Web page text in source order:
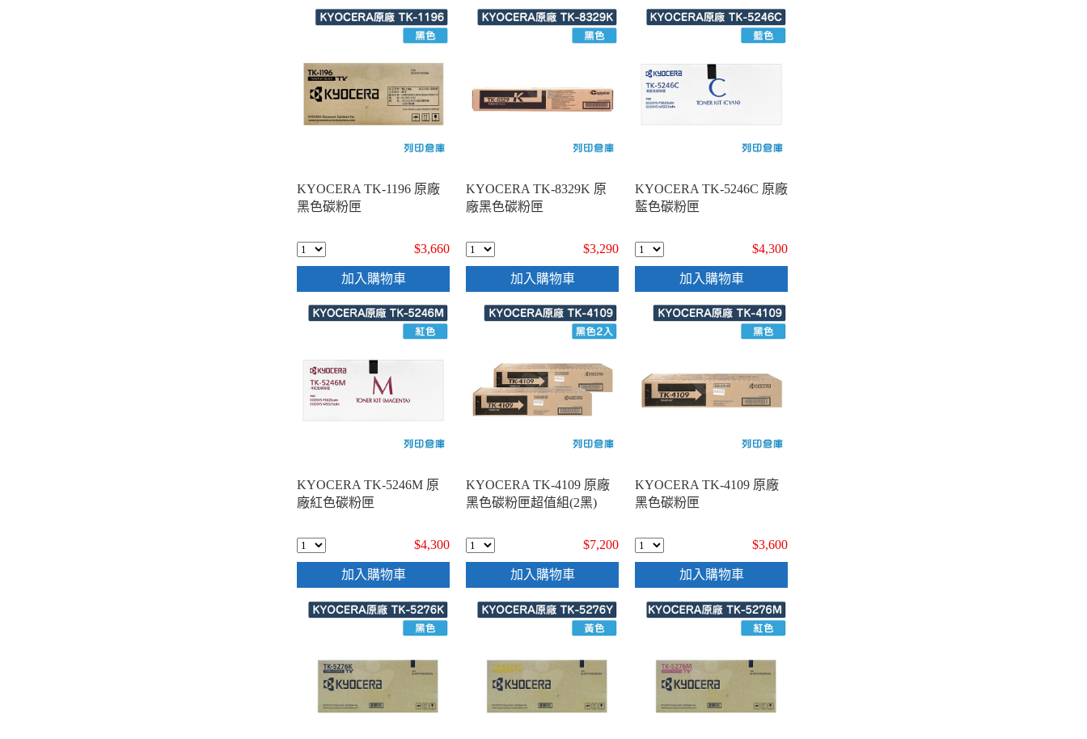
KYOCERA TK-1196 原廠
黑色碳粉匣
$3,660
加入購物車
KYOCERA TK-8329K 原
廠黑色碳粉匣
$3,290
加入購物車
KYOCERA TK-5246C 原廠
藍色碳粉匣
$4,300
加入購物車
KYOCERA TK-5246M 原
廠紅色碳粉匣
$4,300
加入購物車
KYOCERA TK-4109 原廠
黑色碳粉匣超值組(2黑)
$7,200
加入購物車
KYOCERA TK-4109 原廠
黑色碳粉匣
$3,600
加入購物車